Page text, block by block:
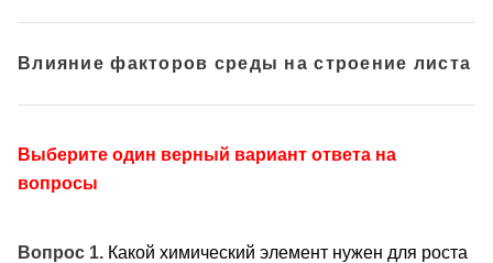
Влияние факторов среды на строение листа
Выберите один верный вариант ответа на
вопросы
Вопрос 1. Какой химический элемент нужен для роста